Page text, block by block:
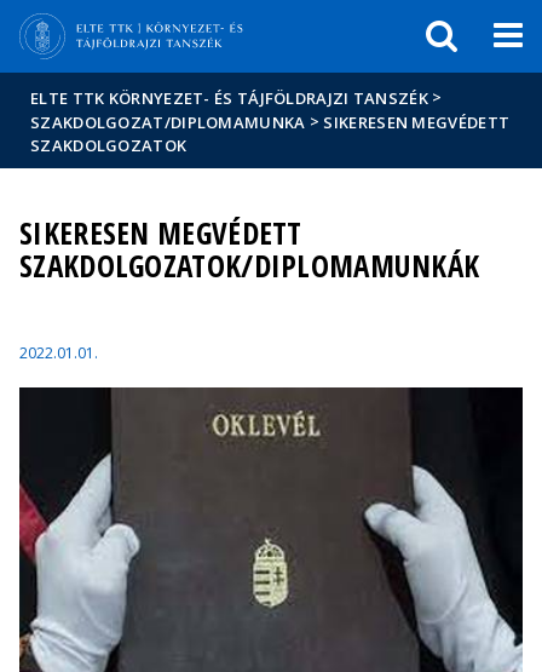
Hírek
Események
ELTE a
sajtóban
ELTE TTK KÖRNYEZET- ÉS TÁJFÖLDRAJZI TANSZÉK >
SZAKDOLGOZAT/DIPLOMAMUNKA > SIKERESEN MEGVÉDETT
SZAKDOLGOZATOK
SIKERESEN MEGVÉDETT
SZAKDOLGOZATOK/DIPLOMAMUNKÁK
2022.01.01.